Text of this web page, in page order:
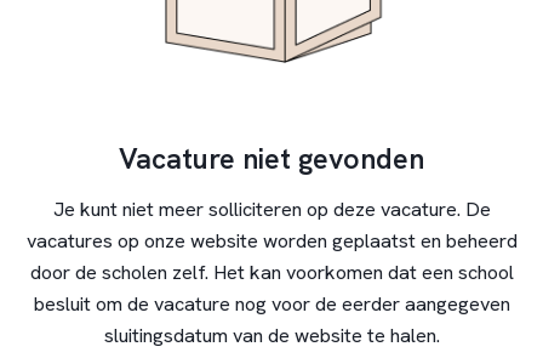
Vacature niet gevonden
Je kunt niet meer solliciteren op deze vacature. De
vacatures op onze website worden geplaatst en beheerd
door de scholen zelf. Het kan voorkomen dat een school
besluit om de vacature nog voor de eerder aangegeven
sluitingsdatum van de website te halen.